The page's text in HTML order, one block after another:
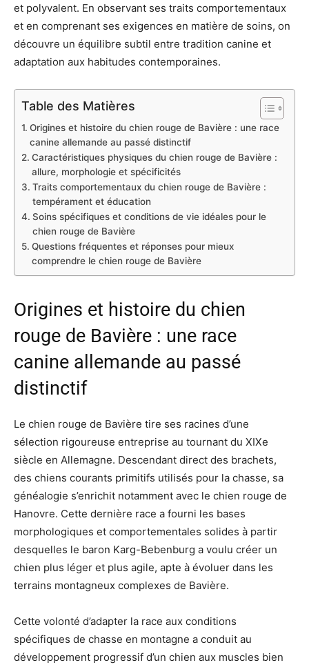
et polyvalent. En observant ses traits comportementaux
et en comprenant ses exigences en matière de soins, on
découvre un équilibre subtil entre tradition canine et
adaptation aux habitudes contemporaines.
Table des Matières
Origines et histoire du chien rouge de Bavière : une race
canine allemande au passé distinctif
Caractéristiques physiques du chien rouge de Bavière :
allure, morphologie et spécificités
Traits comportementaux du chien rouge de Bavière :
tempérament et éducation
Soins spécifiques et conditions de vie idéales pour le
chien rouge de Bavière
Questions fréquentes et réponses pour mieux
comprendre le chien rouge de Bavière
Origines et histoire du chien
rouge de Bavière : une race
canine allemande au passé
distinctif
Le chien rouge de Bavière tire ses racines d’une
sélection rigoureuse entreprise au tournant du XIXe
siècle en Allemagne. Descendant direct des brachets,
des chiens courants primitifs utilisés pour la chasse, sa
généalogie s’enrichit notamment avec le chien rouge de
Hanovre. Cette dernière race a fourni les bases
morphologiques et comportementales solides à partir
desquelles le baron Karg-Bebenburg a voulu créer un
chien plus léger et plus agile, apte à évoluer dans les
terrains montagneux complexes de Bavière.
Cette volonté d’adapter la race aux conditions
spécifiques de chasse en montagne a conduit au
développement progressif d’un chien aux muscles bien